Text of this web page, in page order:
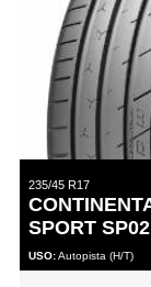
235/45 R17
SPORT SP02
USO:Autopista (H/T)